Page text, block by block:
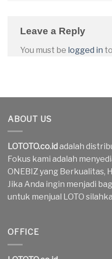
Leave a Reply
You must be logged in
ABOUT US
LOTOTO.co.id adalah
Fokus kami adalah
ONEBIZ yang Berkualitas,
Jika Anda ingin menjadi
untuk menjual LOTO
OFFICE